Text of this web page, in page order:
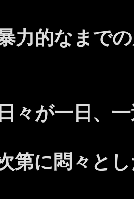
力的なまで
々が一日、
第に悶々と